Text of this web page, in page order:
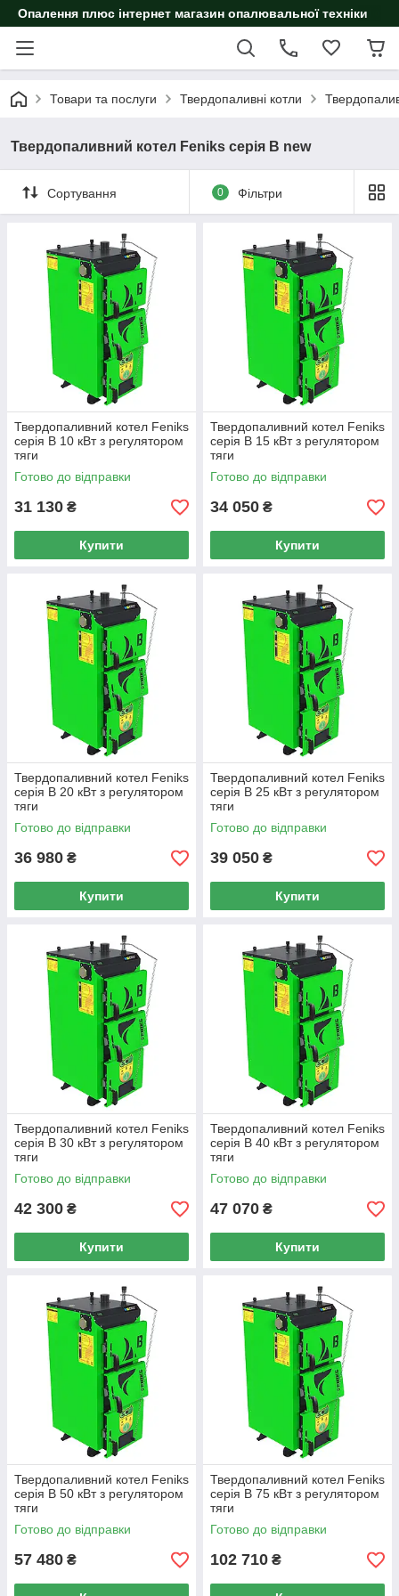
Опалення плюс інтернет магазин опалювальної техніки
Товари та послуги Твердопаливні котли
Твердопаливний котел Feniks серія B new
Сортування 0 Фільтри
Твердопаливний котел Feniks
серія B 10 кВт з регулятором
тяги
Готово до відправки
31 130 ₴
Купити
Твердопаливний котел Feniks
серія B 15 кВт з регулятором
тяги
Готово до відправки
34 050 ₴
Купити
Твердопаливний котел Feniks
серія B 20 кВт з регулятором
тяги
Готово до відправки
36 980 ₴
Купити
Твердопаливний котел Feniks
серія B 25 кВт з регулятором
тяги
Готово до відправки
39 050 ₴
Купити
Твердопаливний котел Feniks
серія B 30 кВт з регулятором
тяги
Готово до відправки
42 300 ₴
Купити
Твердопаливний котел Feniks
серія B 40 кВт з регулятором
тяги
Готово до відправки
47 070 ₴
Купити
Твердопаливний котел Feniks
серія B 50 кВт з регулятором
тяги
Готово до відправки
57 480 ₴
Твердопаливний котел Feniks
серія B 75 кВт з регулятором
тяги
Готово до відправки
102 710 ₴